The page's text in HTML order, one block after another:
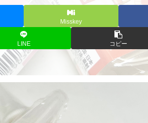
Misskey
LINE コピー